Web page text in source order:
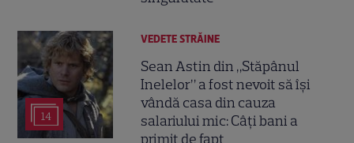
14
VEDETE STRĂINE
Sean Astin din „Stăpânul
Inelelor” a fost nevoit să își
vândă casa din cauza
salariului mic: Câți bani a
primit de fapt